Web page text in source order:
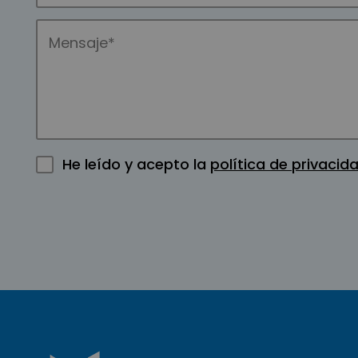
He leído y acepto la política de